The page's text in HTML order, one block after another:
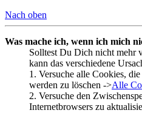
Nach oben
Was mache ich, wenn ich mich
Solltest Du Dich nicht mehr
kann das verschiedene
1. Versuche alle Cookies,
werden zu löschen ->Alle
2. Versuche den
Internetbrowsers zu